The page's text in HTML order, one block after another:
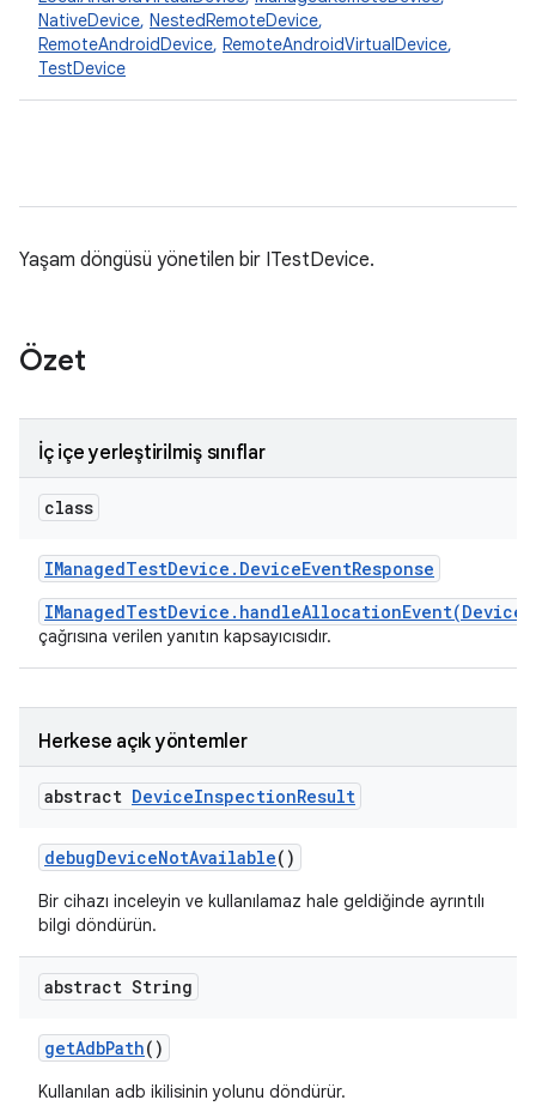
NativeDevice, NestedRemoteDevice,
RemoteAndroidDevice, RemoteAndroidVirtualDevice,
TestDevice
Yaşam döngüsü yönetilen bir ITestDevice.
Özet
İç içe yerleştirilmiş sınıflar
class
IManagedTestDevice . DeviceEventResponse
çağrısına verilen yanıtın kapsayıcısıdır.
Herkese açık yöntemler
abstract DeviceInspectionResult
debugDeviceNotAvailable()
Bir cihazı inceleyin ve kullanılamaz hale geldiğinde ayrıntılı
bilgi döndürün.
abstract String
getAdbPath()
Kullanılan adb ikilisinin yolunu döndürür.